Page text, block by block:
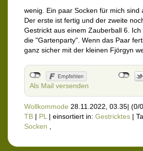
wenig. Ein paar Socken für mich sind
Der erste ist fertig und der zweite
Gestrickt aus einem Zauberball 6.
die "Gartenparty". Wenn das Paar
ganz sicher mit der kleinen Fjörgyn
Als Mail versenden
Wollkommode 28.11.2022, 03.35| (0/
TB | PL| einsortiert in: Gestricktes |
Socken ,